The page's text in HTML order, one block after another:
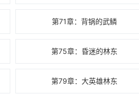
第71章：背锅的武鳞
第75章：昏迷的林东
第79章：大英雄林东